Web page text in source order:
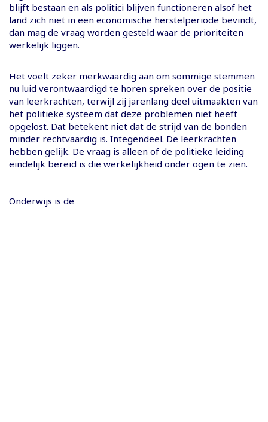
blijft bestaan en als politici blijven functioneren alsof het
land zich niet in een economische herstelperiode bevindt,
dan mag de vraag worden gesteld waar de prioriteiten
werkelijk liggen.
Het voelt zeker merkwaardig aan om sommige stemmen
nu luid verontwaardigd te horen spreken over de positie
van leerkrachten, terwijl zij jarenlang deel uitmaakten van
het politieke systeem dat deze problemen niet heeft
opgelost. Dat betekent niet dat de strijd van de bonden
minder rechtvaardig is. Integendeel. De leerkrachten
hebben gelijk. De vraag is alleen of de politieke leiding
eindelijk bereid is die werkelijkheid onder ogen te zien.
Onderwijs is de